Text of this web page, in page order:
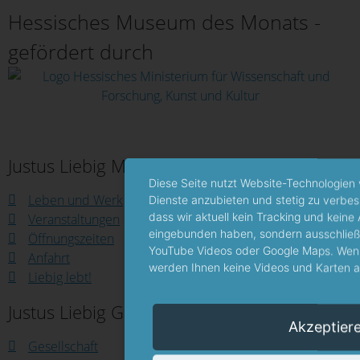
Hessisches Museum des Monats -
gefördert durch
Justus Liebig Museum
Leben und Werk
Veranstaltungen
Öffnungszeiten
Anfahrt
Liebig lebt!
Justus Liebig Gesellschaft
Gesellschaft
Diese Seite nutzt Website-
Dienste anzubieten und stetig zu
dass wir aktuell kein Tracking und keine
eingebunden haben, sondern
YouTube Videos oder Google Maps.
werden Ihnen keine Videos und Karten